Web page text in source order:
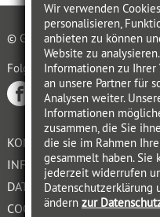
© GABAL VERLAG GMBH
Folgen auf
KONTAKT
INFORMATIONSPFLICHT
DATENSCHUTZERKLÄRUNG
COOKIES
Wir verwenden
personalisieren,
anbieten zu können
Website zu
Informationen zu Ihrer
an unsere Partner für
Analysen weiter.
Informationen
zusammen, die Sie
die sie im Rahmen
gesammelt haben.
jederzeit widerrufen
Datenschutzerklärung
ändern zur